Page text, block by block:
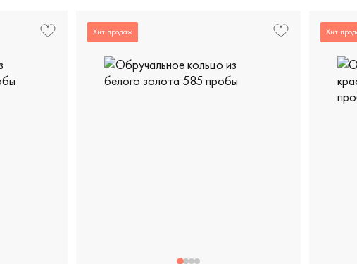
Хит продаж Хит